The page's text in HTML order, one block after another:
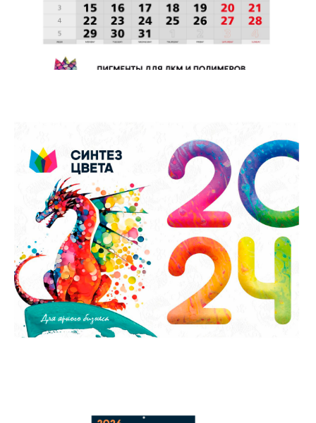
мероприятий
Регистрация
товарного знака
Фирменный стиль
Бренд персонаж
Полиграфический дизайн
Презентационные материалы
Корпоративные календари
Дизайн упаковки и этикетки
Cогласие на обработку данных
Политика
конфиденциальности
Социальные сети